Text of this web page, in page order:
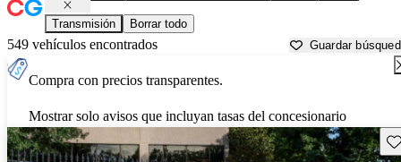
Transmisión Borrar todo
549 vehículos encontrados Guardar
Compra con precios transparentes.
Mostrar solo avisos que incluyan tasas del concesionario